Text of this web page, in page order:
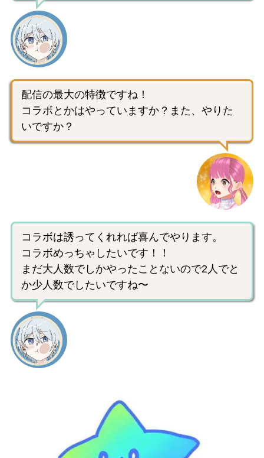
配信の最大の特徴ですね！
コラボとかはやっていますか？また、やりた
いですか？
コラボは誘ってくれれば喜んでやります。
コラボめっちゃしたいです！！
まだ大人数でしかやったことないので2人でと
か少人数でしたいですね〜